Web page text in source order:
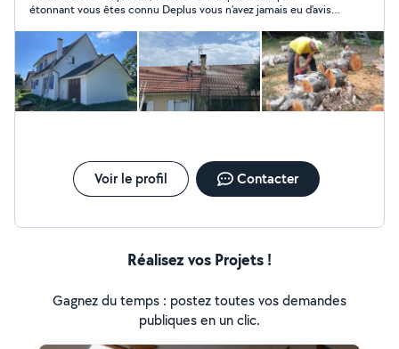
étonnant vous êtes connu Deplus vous n'avez jamais eu d'avis
urgences clinique j'ai pris soin de vous rappeler
Voir le profil Contacter
Réalisez vos Projets !
Gagnez du temps : postez toutes vos demandes
publiques en un clic.